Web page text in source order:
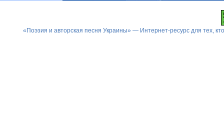
«Поэзия и авторская песня Украины» — Интернет-ресурс для тех,